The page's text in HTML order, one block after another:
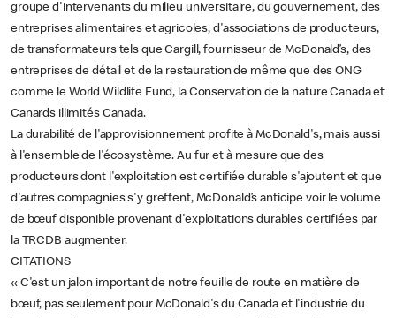
groupe d'intervenants du milieu universitaire, du gouvernement, des
entreprises alimentaires et agricoles, d'associations de producteurs,
de transformateurs tels que Cargill, fournisseur de McDonald’s, des
entreprises de détail et de la restauration de même que des ONG
comme le World Wildlife Fund, la Conservation de la nature Canada et
Canards illimités Canada.
La durabilité de l'approvisionnement profite à McDonald's, mais aussi
à l'ensemble de l'écosystème. Au fur et à mesure que des
producteurs dont l'exploitation est certifiée durable s'ajoutent et que
d'autres compagnies s'y greffent, McDonald’s anticipe voir le volume
de bœuf disponible provenant d'exploitations durables certifiées par
la TRCDB augmenter.
CITATIONS
« C'est un jalon important de notre feuille de route en matière de
bœuf, pas seulement pour McDonald's du Canada et l'industrie du